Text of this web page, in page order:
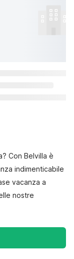
Con Belvilla è
indimenticabile
vacanza a
nostre